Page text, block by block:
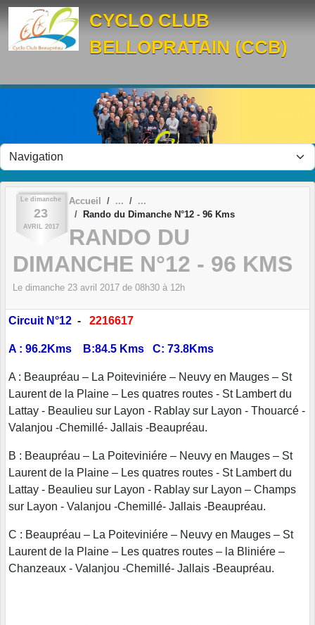
CYCLO CLUB
BELLOPRATAIN (CCB)
Le dimanche
23
AVRIL 2017
Accueil
Rando du Dimanche N°12 - 96 Kms
RANDO DU
DIMANCHE N°12 - 96 KMS
Le dimanche 23 avril 2017 de 08h30 à 12h
Circuit N°12 - 2216617
A : 96.2Kms B:84.5 Kms C: 73.8Kms
A : Beaupréau – La Poiteviniére – Neuvy en Mauges – St
Laurent de la Plaine – Les quatres routes - St Lambert du
Lattay - Beaulieu sur Layon - Rablay sur Layon - Thouarcé -
Valanjou -Chemillé- Jallais -Beaupréau.
B : Beaupréau – La Poiteviniére – Neuvy en Mauges – St
Laurent de la Plaine – Les quatres routes - St Lambert du
Lattay - Beaulieu sur Layon - Rablay sur Layon – Champs
sur Layon - Valanjou -Chemillé- Jallais -Beaupréau.
C : Beaupréau – La Poiteviniére – Neuvy en Mauges – St
Laurent de la Plaine – Les quatres routes – la Bliniére –
Chanzeaux - Valanjou -Chemillé- Jallais -Beaupréau.
Panneau de gestion des cookies